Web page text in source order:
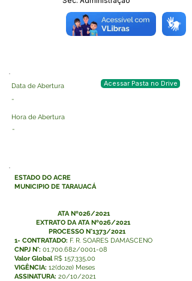
Data de Abertura
Acessar Pasta no Drive
-
Hora de Abertura
-
ESTADO DO ACRE
MUNICIPIO DE TARAUACÁ
ATA Nº026/2021
EXTRATO DA ATA Nº026/2021
PROCESSO N°1373/2021
1- CONTRATADO: F. R. SOARES DAMASCENO
CNPJ N°: 01.700.682/0001-08
Valor Global R$ 157.335,00
VIGÊNCIA: 12(doze) Meses
ASSINATURA: 20/10/2021